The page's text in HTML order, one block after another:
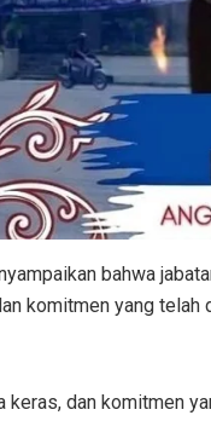
bahwa
komitmen yang telah
dan komitmen